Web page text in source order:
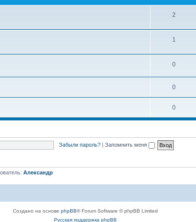
ы
2Т
м
ы
1
м
ы
0Т
е
м
0Т
е
0Т
е
Забыли пароль? | Запомнить меня
Александр
Создано на основе phpBB® Forum Software © phpBB Limited
Русская поддержка phpBB